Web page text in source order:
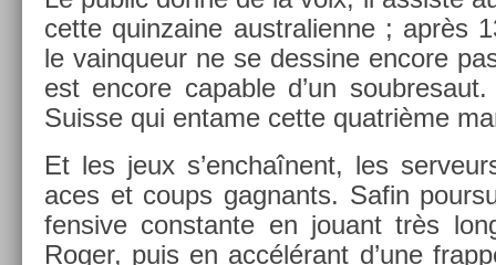
cette quin­zaine australien­ne ; après
le vain­queur ne se de­ssine en­core
est en­core cap­able d’un
Suis­se qui en­tame cette quat­rième
Et les jeux s’enchaînent, les
aces et coups gag­nants. Safin
fensive con­stan­te en jouant très
Roger, puis en accélérant d’une